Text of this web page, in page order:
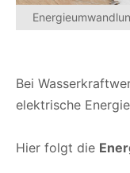
Bei
elektrische
Hier folgt die